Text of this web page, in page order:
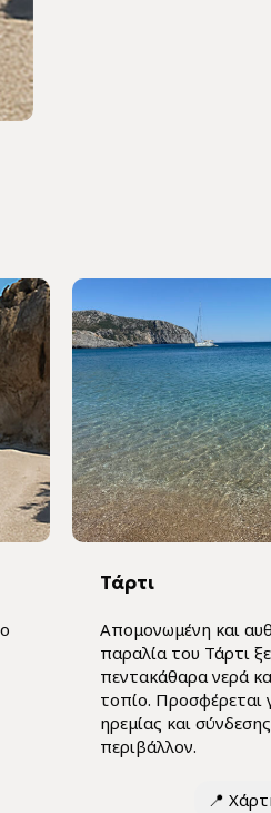
Τάρτι
Απομονωμένη και
παραλία του Τάρτι
πεντακάθαρα νερά
τοπίο. Προσφέρεται
ηρεμίας και
περιβάλλον.
📍